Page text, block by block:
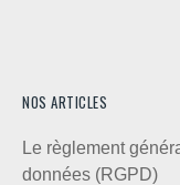
NOS ARTICLES
Le règlement
données (RGPD)